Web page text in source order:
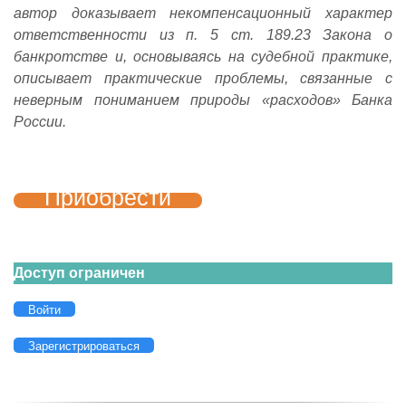
автор доказывает некомпенсационный характер
ответственности из п. 5 ст. 189.23 Закона о
банкротстве и, основываясь на судебной практике,
описывает практические проблемы, связанные с
неверным пониманием природы «расходов» Банка
России.
Приобрести
Доступ ограничен
Войти
Зарегистрироваться